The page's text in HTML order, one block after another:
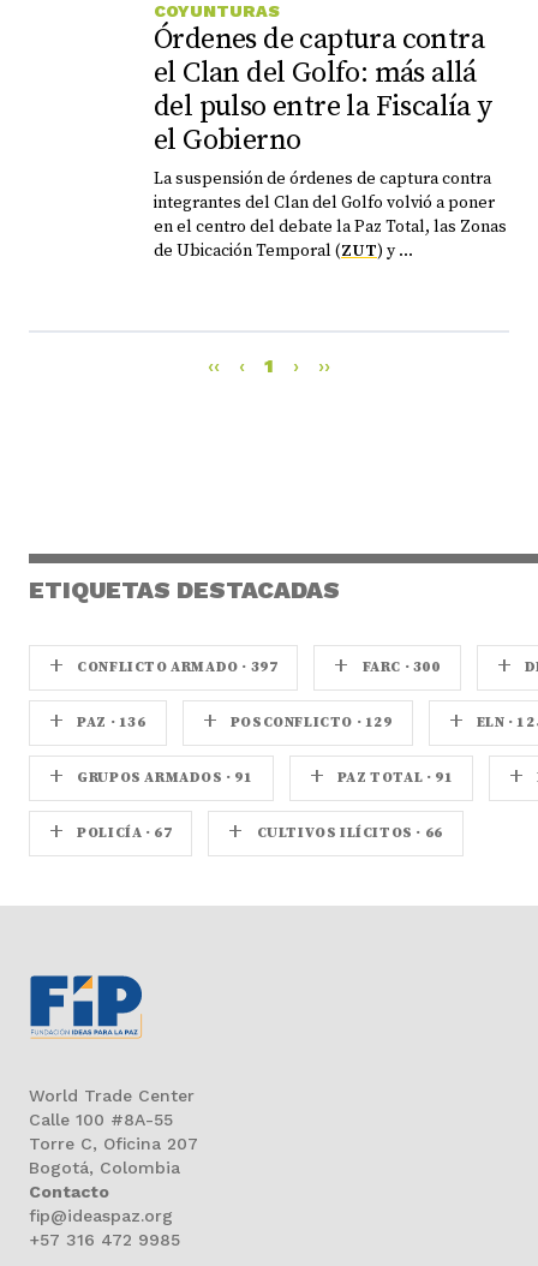
COYUNTURAS
Órdenes de captura contra
el Clan del Golfo: más allá
del pulso entre la Fiscalía y
el Gobierno
La suspensión de órdenes de captura contra
integrantes del Clan del Golfo volvió a poner
en el centro del debate la Paz Total, las Zonas
de Ubicación Temporal (ZUT) y ...
‹‹ ‹ 1 › ››
ETIQUETAS DESTACADAS
+ CONFLICTO ARMADO · 397 + FARC · 300 +
+ PAZ · 136 + POSCONFLICTO · 129 + ELN ·
+ GRUPOS ARMADOS · 91 + PAZ TOTAL · 91 +
+ POLICÍA · 67 + CULTIVOS ILÍCITOS · 66
World Trade Center
Calle 100 #8A-55
Torre C, Oficina 207
Bogotá, Colombia
Contacto
fip@ideaspaz.org
+57 316 472 9985